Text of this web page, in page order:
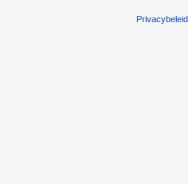
Privacybeleid